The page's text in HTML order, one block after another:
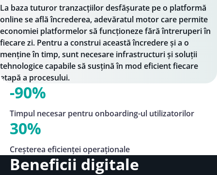
La baza tuturor tranzacțiilor desfășurate pe o platformă
online se află încrederea, adevăratul motor care permite
economiei platformelor să funcționeze fără întreruperi în
fiecare zi. Pentru a construi această încredere și a o
menține în timp, sunt necesare infrastructuri și soluții
tehnologice capabile să susțină în mod eficient fiecare
etapă a procesului.
-90%
Timpul necesar pentru onboarding-ul utilizatorilor
30%
Creșterea eficienței operaționale
Beneficii digitale